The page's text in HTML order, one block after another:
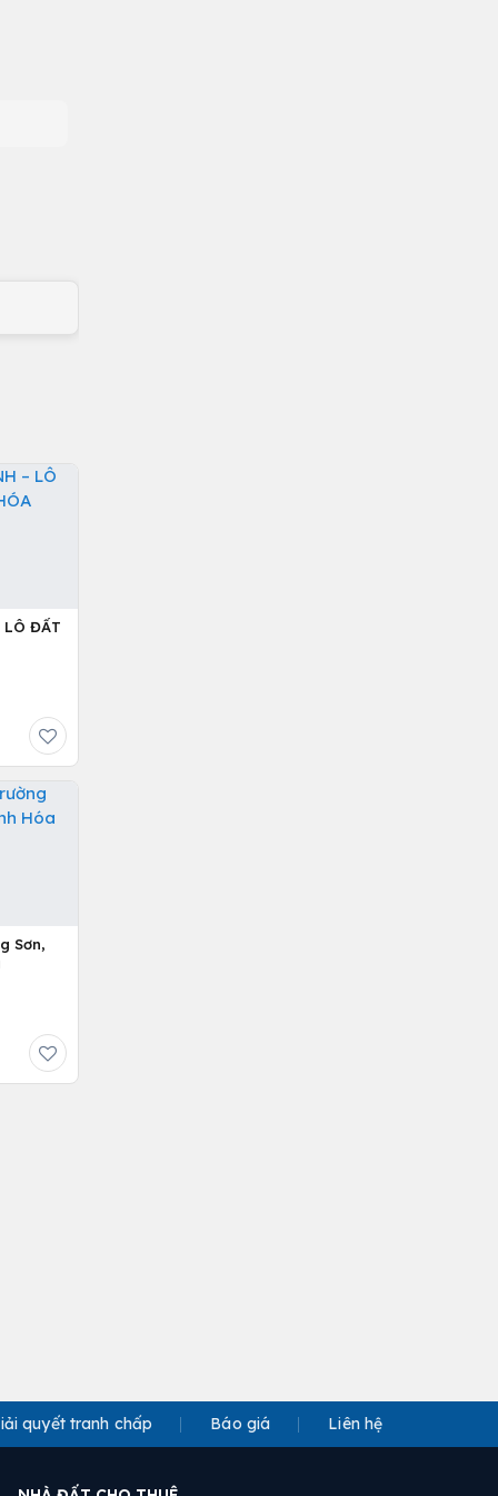
LÔ ĐẤT
Sơn,
quyết tranh chấp Báo giá Liên hệ